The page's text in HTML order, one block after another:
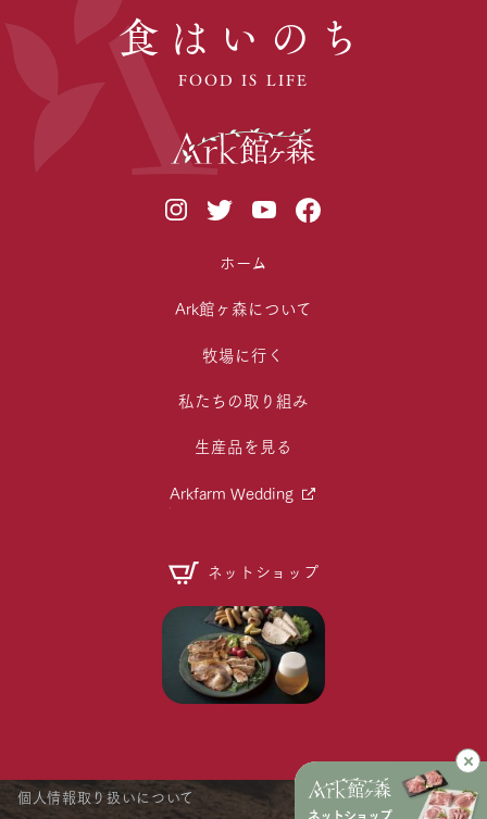
ネットショップ
食はいのち
FOOD IS LIFE
ホーム
Ark館ヶ森について
牧場に行く
私たちの取り組み
生産品を見る
Arkfarm Wedding
ネットショップ
個人情報取り扱いについて